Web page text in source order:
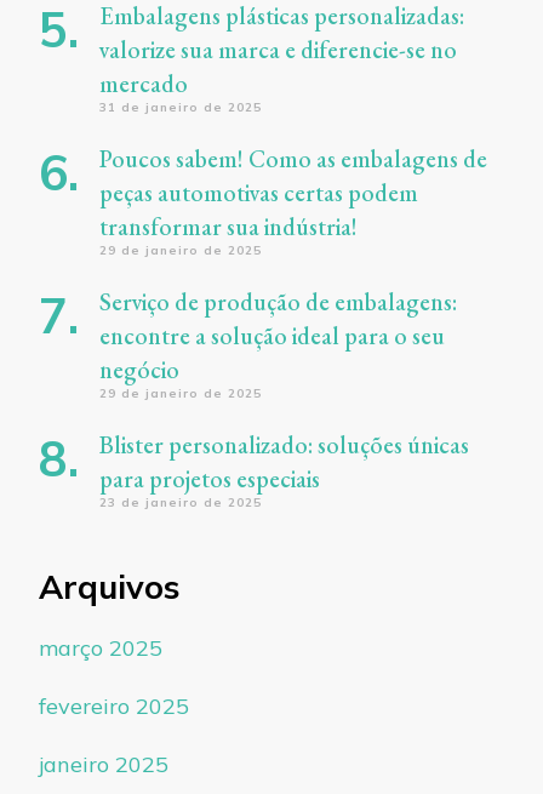
Embalagens plásticas personalizadas:
valorize sua marca e diferencie-se no
mercado
31 de janeiro de 2025
Poucos sabem! Como as embalagens de
peças automotivas certas podem
transformar sua indústria!
29 de janeiro de 2025
Serviço de produção de embalagens:
encontre a solução ideal para o seu
negócio
29 de janeiro de 2025
Blister personalizado: soluções únicas
para projetos especiais
23 de janeiro de 2025
Arquivos
março 2025
fevereiro 2025
janeiro 2025